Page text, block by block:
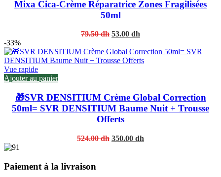
Mixa Cica-Crème Réparatrice Zones Fragilisées
50ml
79.50dh Original
was:
79.50 dh.
53.00 dh
is:
53.00 dh.
-33%
Vue rapide
Ajouter au panier
🎁SVR DENSITIUM Crème Global Correction
50ml= SVR DENSITIUM Baume Nuit + Trousse
Offerts
524.00dh Original
350.00 dh
Paiement à la livraison